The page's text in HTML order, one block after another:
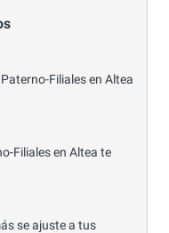
Filiales en Altea
Filiales en Altea te
se ajuste a tus